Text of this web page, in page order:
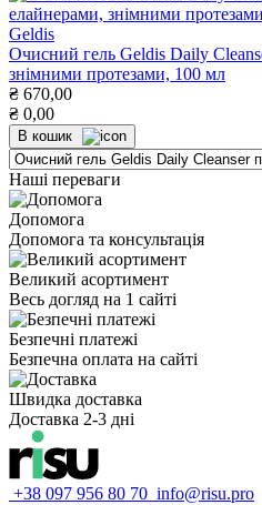
Geldis
Очисний гель Geldis Daily
знімними протезами, 100 мл
₴ 670,00
₴ 0,00
В кошик
Наші переваги
Допомога
Допомога та консультація
Великий асортимент
Весь догляд на 1 сайті
Безпечні платежі
Безпечна оплата на сайті
Швидка доставка
Доставка 2-3 дні
+38 097 956 80 70 info@risu.pro